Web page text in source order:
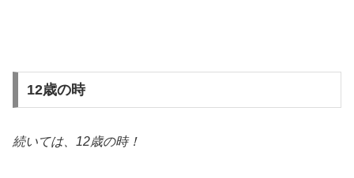
12歳の時
続いては、12歳の時！